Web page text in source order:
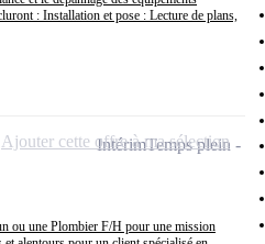
: Installation et pose : Lecture de plans,
ou une Plombier F/H pour une mission
IntérimTemps plein
Ajouter cette offre à ma sélection